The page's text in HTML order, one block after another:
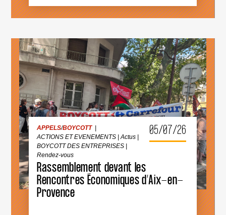
ÊTRE
EXCLUE
INTERNATIONALES
!
05/07/26
APPELS/BOYCOTT
ACTIONS ET EVENEMENTS |Actus
BOYCOTT DES ENTREPRISES
Rendez-vous
Rassemblement devant les
Rencontres Économiques d’Aix-en-
Provence
APPELS/BOYCOTT
|
ACTIONS ET EVENEMENTS
Actus|
BOYCOTT DES ENTREPRISES
|Rendez-vous
RASSEMBLEMENT
LES
RENCONTRES
ÉCONOMIQUES
D’AIX-